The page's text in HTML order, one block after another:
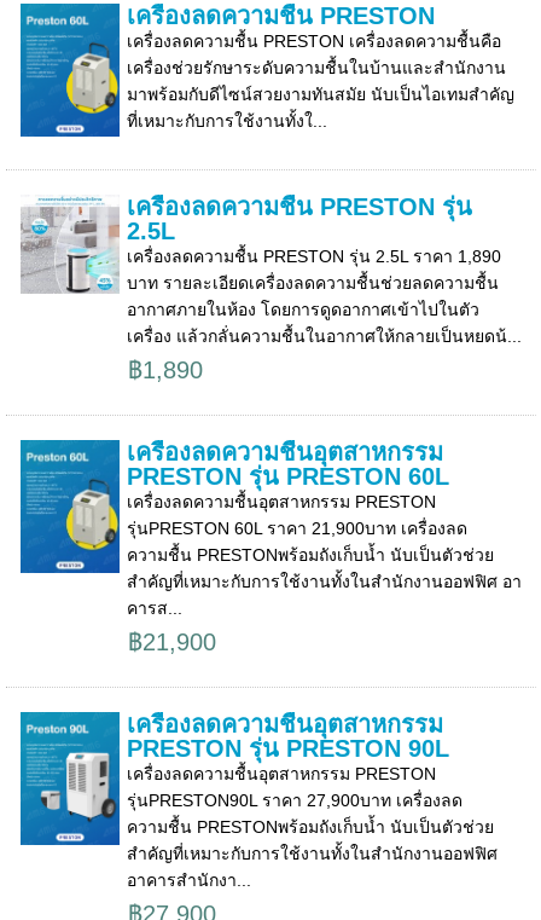
เครื่องลดความชื้น PRESTON
เครื่องลดความชื้น PRESTON เครื่องลดความชื้นคือ
เครื่องช่วยรักษาระดับความชื้นในบ้านและสำนักงาน
มาพร้อมกับดีไซน์สวยงามทันสมัย นับเป็นไอเทมสำคัญ
ที่เหมาะกับการใช้งานทั้งใ...
เครื่องลดความชื้น PRESTON รุ่น
2.5L
เครื่องลดความชื้น PRESTON รุ่น 2.5L ราคา 1,890
บาท รายละเอียดเครื่องลดความชื้นช่วยลดความชื้น
อากาศภายในห้อง โดยการดูดอากาศเข้าไปในตัว
เครื่อง แล้วกลั่นความชื้นในอากาศให้กลายเป็นหยดน้...
฿1,890
เครื่องลดความชื้นอุตสาหกรรม
PRESTON รุ่น PRESTON 60L
เครื่องลดความชื้นอุตสาหกรรม PRESTON
รุ่นPRESTON 60L ราคา 21,900บาท เครื่องลด
ความชื้น PRESTONพร้อมถังเก็บน้ำ นับเป็นตัวช่วย
สำคัญที่เหมาะกับการใช้งานทั้งในสำนักงานออฟฟิศ อา
คารส...
฿21,900
เครื่องลดความชื้นอุตสาหกรรม
PRESTON รุ่น PRESTON 90L
เครื่องลดความชื้นอุตสาหกรรม PRESTON
รุ่นPRESTON90L ราคา 27,900บาท เครื่องลด
ความชื้น PRESTONพร้อมถังเก็บน้ำ นับเป็นตัวช่วย
สำคัญที่เหมาะกับการใช้งานทั้งในสำนักงานออฟฟิศ
อาคารสำนักงา...
฿27,900